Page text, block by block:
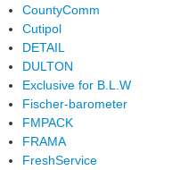
CountyComm
Cutipol
DETAIL
DULTON
Exclusive for B.L.W
Fischer-barometer
FMPACK
FRAMA
FreshService